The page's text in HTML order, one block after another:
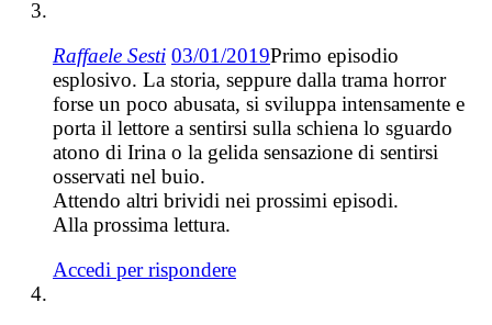
Raffaele Sesti 03/01/2019Primo episodio
esplosivo. La storia, seppure dalla trama horror
forse un poco abusata, si sviluppa intensamente e
porta il lettore a sentirsi sulla schiena lo sguardo
atono di Irina o la gelida sensazione di sentirsi
osservati nel buio.
Attendo altri brividi nei prossimi episodi.
Alla prossima lettura.
Accedi per rispondere